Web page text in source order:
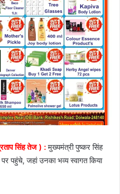
सिंह तेज ) : मुख्यमंत्री पुष्कर सिंह
पर पहुंचे, जहां उनका भव्य स्वागत किया